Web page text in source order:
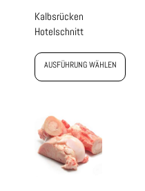
Kalbsrücken
Hotelschnitt
AUSFÜHRUNG WÄHLEN